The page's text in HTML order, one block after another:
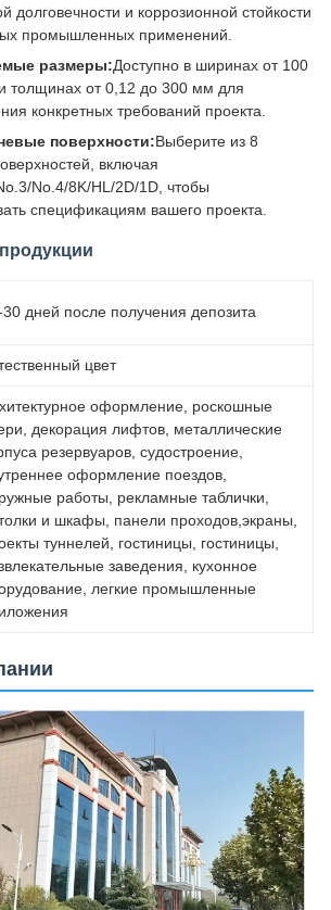
долговечности и коррозионной стойкости
промышленных применений.
размеры:Доступно в ширинах от 100
толщинах от 0,12 до 300 мм для
конкретных требований проекта.
поверхности:Выберите из 8
включая
No.4/8K/HL/2D/1D, чтобы
спецификациям вашего проекта.
30 дней после получения депозита
цвет
оформление, роскошные
декорация лифтов, металлические
резервуаров, судостроение,
оформление поездов,
работы, рекламные таблички,
и шкафы, панели проходов,экраны,
туннелей, гостиницы, гостиницы,
заведения, кухонное
легкие промышленные